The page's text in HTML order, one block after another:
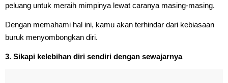
peluang untuk meraih mimpinya lewat caranya masing-masing.
Dengan memahami hal ini, kamu akan terhindar dari kebiasaan
buruk menyombongkan diri.
3. Sikapi kelebihan diri sendiri dengan sewajarnya